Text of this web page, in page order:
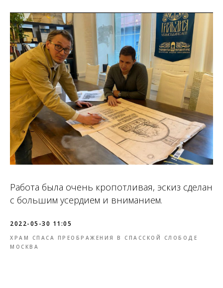
Работа была очень кропотливая, эскиз сделан
с большим усердием и вниманием.
2022-05-30 11:05
ХРАМ СПАСА ПРЕОБРАЖЕНИЯ В СПАССКОЙ СЛОБОДЕ
МОСКВА